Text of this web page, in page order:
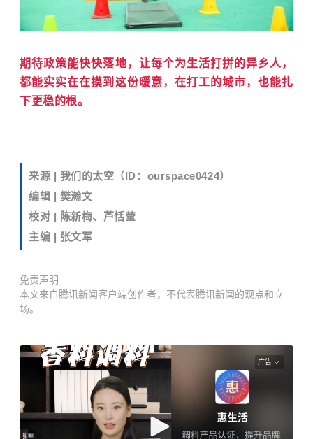
期待政策能快快落地，让每个为生活打拼的异乡人，
都能实实在在摸到这份暖意，在打工的城市，也能扎
下更稳的根。
来源 | 我们的太空（ID： ourspace0424）
编辑 | 樊瀚文
校对 | 陈新梅、 芦恬莹
主编 | 张文军
免责声明
本文来自腾讯新闻客户端创作者，不代表腾讯新闻的观点和立
场。
广告